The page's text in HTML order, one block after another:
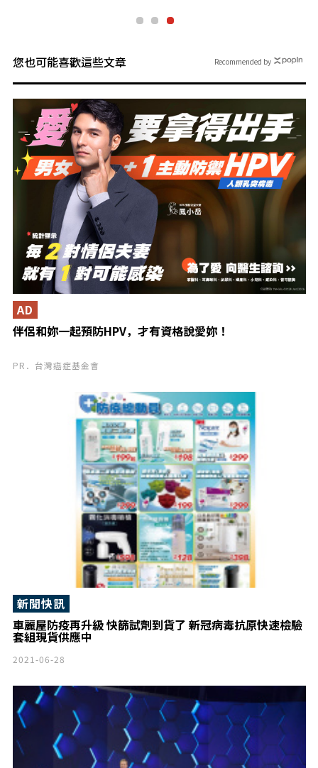
您也可能喜歡這些文章
伴侶和妳一起預防HPV，才有資格說愛妳！
AD
PR．台灣癌症基金會
車麗屋防疫再升級 快篩試劑到貨了 新冠病毒抗原快速檢驗
套組現貨供應中
新聞快訊
2021-06-28
Recommended by